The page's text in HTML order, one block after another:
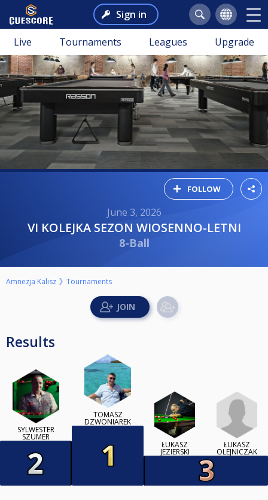
Sign in
Live Tournaments Leagues Upgrade
FOLLOW
June 3, 2026
VI KOLEJKA SEZON WIOSENNO-LETNI
8-Ball
Amnezja Kalisz Tournaments
Results
SYLWESTER
SZUMER
TOMASZ
DZWONIAREK
ŁUKASZ
JEZIERSKI
ŁUKASZ
OLEJNICZAK